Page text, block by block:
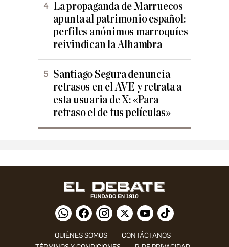
La propaganda de Marruecos
apunta al patrimonio español:
perfiles anónimos marroquíes
reivindican la Alhambra
Santiago Segura denuncia
retrasos en el AVE y retrata a
esta usuaria de X: «Para
retraso el de tus películas»
QUIÉNES SOMOS
CONTÁCTANOS